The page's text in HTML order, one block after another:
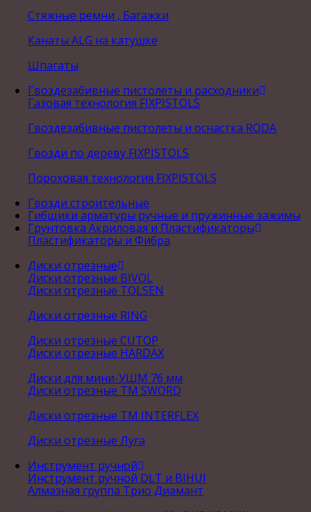
Стяжные ремни , Багажки
Канаты ALG на катушке
Шпагаты
Гвоздезабивные пистолеты и расходники
Газовая технология FIXPISTOLS
Гвоздезабивные пистолеты и оснастка RODA
Гвозди по дереву FIXPISTOLS
Пороховая технология FIXPISTOLS
Гвозди строительные
Гибщики арматуры ручные и пружинные зажимы
Грунтовка Акриловая и Пластификаторы
Пластификаторы и Фибра
Диски отрезные
Диски отрезные BIVOL
Диски отрезные TOLSEN
Диски отрезные RING
Диски отрезные CUTOP
Диски отрезные HARDAX
Диски для мини-УШМ 76 мм
Диски отрезные ТМ SWORD
Диски отрезные ТМ INTERFLEX
Диски отрезные Луга
Инструмент ручной
Инструмент ручной DLT и BIHUI
Алмазная группа Трио Диамант